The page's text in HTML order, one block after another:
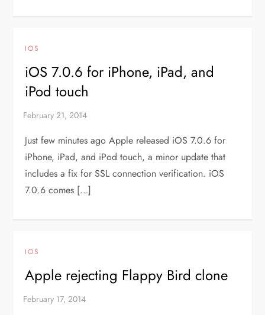
IOS
iOS 7.0.6 for iPhone, iPad, and
iPod touch
Just few minutes ago Apple released iOS 7.0.6 for
iPhone, iPad, and iPod touch, a minor update that
includes a fix for SSL connection verification. iOS
7.0.6 comes […]
IOS
Apple rejecting Flappy Bird clone